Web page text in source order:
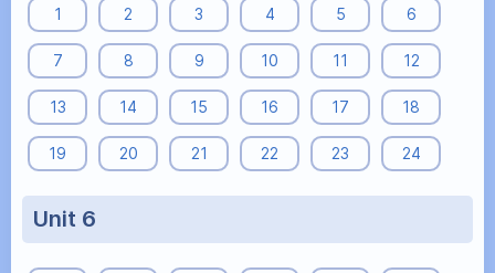
1 2 3 4 5 6
7 8 9 10 11 12
13 14 15 16 17 18
19 20 21 22 23 24
Unit 6